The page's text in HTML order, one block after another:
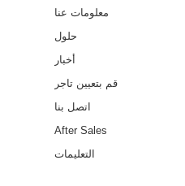
معلومات عنا
حلول
أخبار
قم بتعيين تاجر
اتصل بنا
After Sales
التعليمات